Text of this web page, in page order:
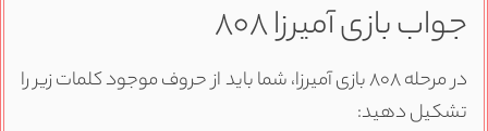
جواب بازی آمیرزا ۸۰۸
در مرحله ۸۰۸ بازی آمیرزا، شما باید از حروف موجود کلمات زیر را
تشکیل دهید: